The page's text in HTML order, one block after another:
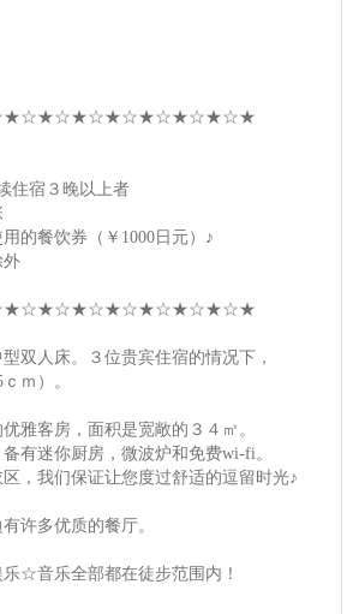
住宿３晚以上者
的餐饮券（￥1000日元）♪
双人床。３位贵宾住宿的情况下，
ｍ）。
雅客房，面积是宽敞的３４㎡。
有迷你厨房，微波炉和免费wi-fi。
，我们保证让您度过舒适的逗留时光♪
许多优质的餐厅。
☆音乐全部都在徒步范围内！